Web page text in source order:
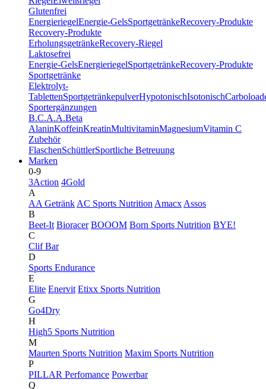
Glutenfrei
EnergieriegelEnergie-GelsSportgetränkeRecovery-Produkte
Recovery-Produkte
ErholungsgetränkeRecovery-Riegel
Laktosefrei
Energie-GelsEnergieriegelSportgetränkeRecovery-Produkte
Sportgetränke
Elektrolyt-
TablettenSportgetränkepulverHypotonischIsotonisch
Sportergänzungen
B.C.A.A.Beta
AlaninKoffeinKreatinMultivitaminMagnesiumVitamin C
Zubehör
FlaschenSchüttlerSportliche Betreuung
Marken
0-9
3Action 4Gold
A
AA Getränk AC Sports Nutrition Amacx Assos
B
Beet-It Bioracer BOOOM Born Sports Nutrition BYE!
C
Clif Bar
D
Sports Endurance
E
Elite Enervit Etixx Sports Nutrition
G
Go4Dry
H
High5 Sports Nutrition
M
Maurten Sports Nutrition Maxim Sports Nutrition
P
PILLAR Perfomance Powerbar
Q